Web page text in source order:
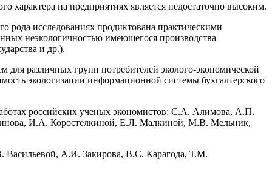
характера на предприятиях является недостаточно высоким.
рода исследованиях продиктована практи­ческими
неэкологичностью имеюще­гося производства
и др.).
различных групп потребителей эколого-экономической
экологизации информационной системы бухгалтерского
российских ученых экономистов: С.А. Алимова, А.П.
И.А. Коростелкиной, Е.Л. Малкиной, М.В. Мельник,
Васильевой, А.И. Закирова, В.С. Карагода, Т.М.